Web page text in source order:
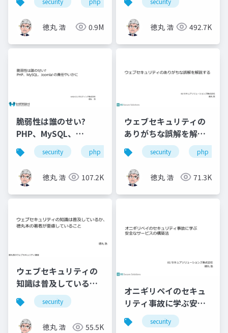
徳丸 浩 0.9M 徳丸 浩 492.7K
脆弱性は誰のせい?
PHP、MySQL、
Joomla! の責任やいか
に
security php joomla! mysql
徳丸 浩 107.2K
ウェブセキュリティの
ありがちな誤解を解説
する
security php
徳丸 浩 71.3K
ウェブセキュリティの
知識は普及している
か、徳丸本の著者が憂
慮していること
security
徳丸 浩 55.5K
オニギリペイのセキュ
リティ事故に学ぶ安全
なサービスの構築法
security